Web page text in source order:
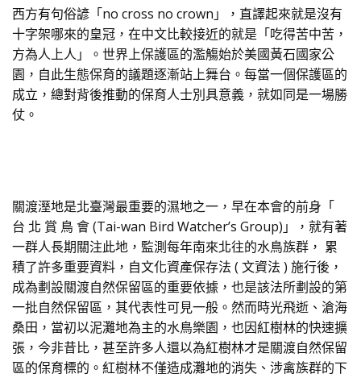
西方有句俗諺「no cross no crown」，直譯起來就是沒有
十字架哪來的皇冠，在中文比較接近的就是「吃得苦中苦，
方為人上人」。世界上保護區的濫觴始於美國黃石國家公
園，自此生態保育的議題逐漸站上舞台。每當一個保護區的
成立，總對背後推動的保育人士別具意義，就如同是一場勝
仗。
關渡溼地是北臺灣最重要的濕地之一，早在本會的前身「
台 北 賞 鳥 會 (Tai-wan Bird Watcher’s Group)」，就有著
一群人長期關注此地，監測每年南來北往的水鳥族群， 累
積了許多重要資料，自文化資產保存法 ( 文資法 ) 施行後，
成為劃設關渡自然保留區的重要依據，也是該法所劃設的第
一批自然保留區，其代表性可見一般。然而時光飛逝、滄海
桑田，當初以泥灘地為主的水鳥樂園，也因紅樹林的快速擴
張，今非昔比，甚至許多人還以為紅樹林才是關渡自然保留
區的保育標的。紅樹林不僅造成灘地的消失、涉禽族群的下